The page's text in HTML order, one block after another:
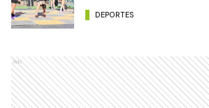
DEPORTES
Ads